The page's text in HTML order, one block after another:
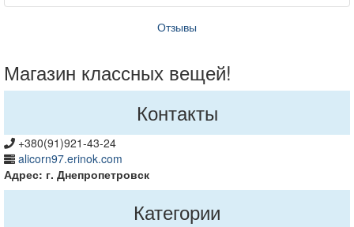
Отзывы
Магазин классных вещей!
Контакты
+380(91)921-43-24
alicorn97.erinok.com
Адрес: г. Днепропетровск
Категории